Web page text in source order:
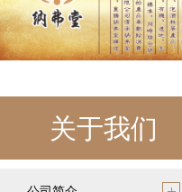
关于我们